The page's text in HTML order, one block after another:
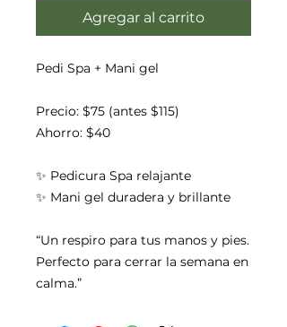
Agregar al carrito
Pedi Spa + Mani gel
Precio: $75 (antes $115)
Ahorro: $40
✨ Pedicura Spa relajante
✨ Mani gel duradera y brillante
“Un respiro para tus manos y pies.
Perfecto para cerrar la semana en
calma.”